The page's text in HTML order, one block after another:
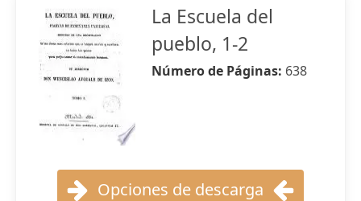
La Escuela del
pueblo, 1-2
Número de Páginas: 638
Opciones de descarga